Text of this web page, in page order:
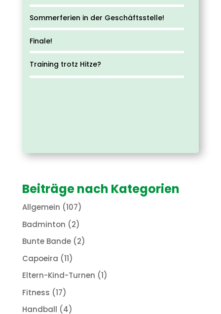
Sommerferien in der Geschäftsstelle!
Finale!
Training trotz Hitze?
Beiträge nach Kategorien
Allgemein (107)
Badminton (2)
Bunte Bande(2)
Capoeira (11)
Eltern-Kind-Turnen (1)
Fitness (17)
Handball (4)